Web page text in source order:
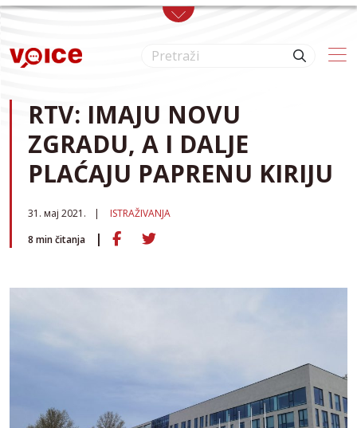
Skip to main content
RTV: IMAJU NOVU
ZGRADU, A I DALJE
PLAĆAJU PAPRENU KIRIJU
31. мај 2021.
ISTRAŽIVANJA
8 min čitanja